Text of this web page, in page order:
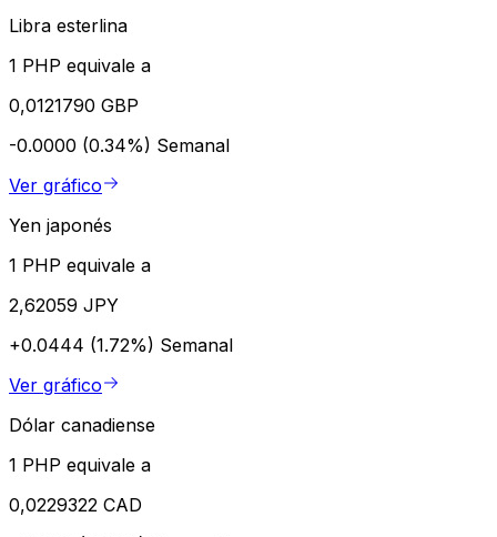
Libra esterlina
1 PHP equivale a
0,0121790 GBP
-0.0000 (0.34%) Semanal
Ver gráfico
Yen japonés
1 PHP equivale a
2,62059 JPY
+0.0444 (1.72%) Semanal
Ver gráfico
Dólar canadiense
1 PHP equivale a
0,0229322 CAD